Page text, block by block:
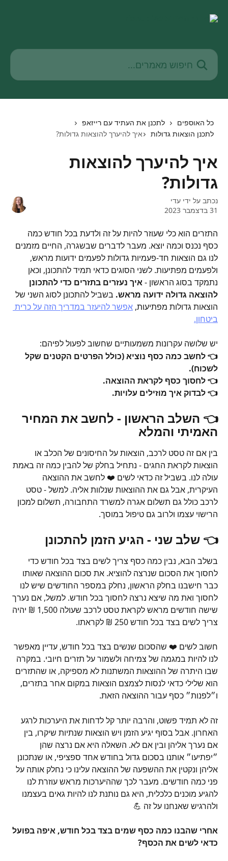
חיפוש מאמרים...
כל האוספים
לתכנן את העתיד עם רייזאפ
לתכנן הוצאות גדולות
איך להיערך להוצאות גדולות?
איך להיערך להוצאות
גדולות?
נכתב על ידי עדי
31 בדצמבר 2023
התזרים הוא כלי שעוזר להיות על זה ולדעת בכל חודש כמה
כסף נכנס וכמה יוצא. מעבר לדברים שבשגרה, החיים מזמנים
לנו גם הוצאות חד-פעמיות גדולות לפעמים ידועות מראש,
ולפעמים מפתיעות. לשני הסוגים כדאי תמיד להתכונן, וכאן
נתמקד בסוג הראשון - איך נעזרים בתזרים כדי להתכונן
להוצאה גדולה ידועה מראש. בשביל להתכונן לסוג השני של
הוצאות גדולות מפתיעות, אפשר להיעזר במדריך הזה על כרית
ביטחון.
יש שלושה עקרונות משמעותיים שחשוב לפעול לפיהם:
👈 לחשב כמה כסף נוציא (כולל הפרטים הקטנים שקל
לשכוח).
👈 לחסוך כסף לקראת ההוצאה.
👈 לבדוק איך מוזילים עלויות.
👈 השלב הראשון - לחשב את המחיר
האמיתי והמלא
בין אם זה טסט לרכב, הוצאות על החיסונים של הכלב או
הוצאות לקראת החגים - נתחיל בחלק של להבין כמה זה באמת
עולה לנו. בשביל זה כדאי לשים ❤️ לחשב את ההוצאה
העיקרית, אבל גם את ההוצאות שנלוות אליה. למשל - טסט
לרכב כולל גם תשלום אגרה למשרד התחבורה, תשלום למכון
הרישוי עצמו ולרוב גם טיפול במוסך.
👈 שלב שני - הגיע הזמן להתכונן
בשלב הבא, נבין כמה כסף צריך לשים בצד בכל חודש כדי
לחסוך את הסכום שנרצה להוציא. את סכום ההוצאה שאותו
כבר חישבנו בחלק הראשון, נחלק במספר החודשים שיש לנו
לחסוך ואת מה שיצא נרצה לחסוך בכל חודש. למשל, אם נערך
שישה חודשים מראש לקראת טסט לרכב שעולה 1,500 ₪ יהיה
צריך לשים בצד בכל חודש 250 ₪ לקראתו.
חשוב לשים ❤️ שהסכום שנשים בצד בכל חודש, עדיין מאפשר
לנו להיות במגמה של צמיחה ולשמור על תזרים חיובי. במקרה
שבו היתרה של ההוצאות המשתנות לא מספיקה, או שהתזרים
הוא שלילי כדאי לנסות לצמצם הוצאות במקום אחר בתזרים,
ו״לפנות״ כסף עבור ההוצאה הזאת.
זה לא תמיד פשוט, והרבה יותר קל לדחות את היערכות לרגע
האחרון. אבל בסוף יגיע הזמן ויש הוצאות שנתיות שיקרו, בין
אם נערך אליהן ובין אם לא. השאלה היא אם נרצה שהן
״יפתיעו״ אותנו בסכום גדול בחודש אחד ספציפי, או שנתכונן
אליהן ונקטין את ההשפעה של ההוצאה עלינו כי נחלק אותה על
פני כמה חודשים. מעבר לכך שההיערכות מראש עוזרת לנו
להגיע מוכנים כלכלית, היא גם נותנת לנו להיות גאים בעצמנו
ולהרגיש שאנחנו על זה 💪
אחרי שהבנו כמה כסף שמים בצד בכל חודש, איפה בפועל
כדאי לשים את הכסף?